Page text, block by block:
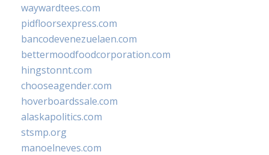
waywardtees.com
pidfloorsexpress.com
bancodevenezuelaen.com
bettermoodfoodcorporation.com
hingstonnt.com
chooseagender.com
hoverboardssale.com
alaskapolitics.com
stsmp.org
manoelneves.com